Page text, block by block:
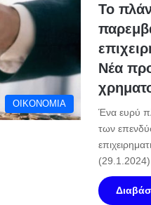
ΟΙΚΟΝΟΜΙΑ
Το
Νέα
Ένα ευρύ
των
(29.1.2024)